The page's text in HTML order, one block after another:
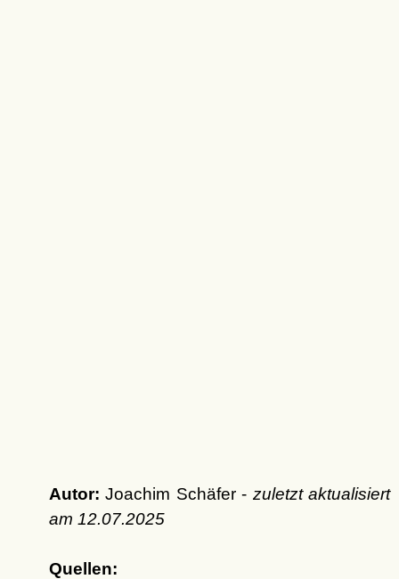
Autor: Joachim Schäfer - zuletzt aktualisiert
am 12.07.2025
Quellen: